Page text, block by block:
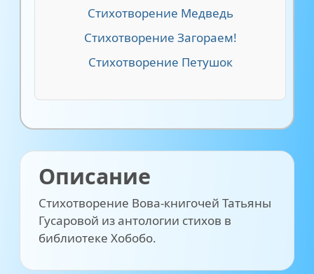
Стихотворение Медведь
Стихотворение Загораем!
Стихотворение Петушок
Описание
Стихотворение Вова-книгочей Татьяны
Гусаровой из антологии стихов в
библиотеке Хобобо.